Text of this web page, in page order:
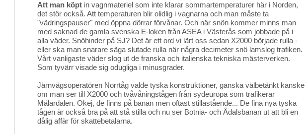
Att man köpt in vagnmateriel som inte klarar sommartemperaturer här i Norden,
det stör också. Att temperaturen blir olidlig i vagnarna och man måste ta
"vädringspauser" med öppna dörrar förvånar. Och när snön kommer minns man
med saknad de gamla svenska E-loken från ASEA i Västerås som jobbade på i
alla väder. Snöhinder på SJ? Det är ett ord vi lärt oss sedan X2000 började rulla -
eller ska man snarare säga slutade rulla när några decimeter snö lamslog trafiken.
Vårt vanligaste väder slog ut de franska och italienska tekniska mästerverken.
Som tyvärr visade sig odugliga i minusgrader.
Järnvägsoperatören Norrtåg valde tyska konstruktioner, ganska välbetänkt kanske
om man ser till X2000 och tvåvåningstågen från sydeuropa som trafikerar
Mälardalen. Okej, de finns på banan men oftast stillastående... De fina nya tyska
tågen är också bra på att stå stilla och nu ser Botnia- och Ådalsbanan ut att bli en
dålig affär för skattebetalarna.